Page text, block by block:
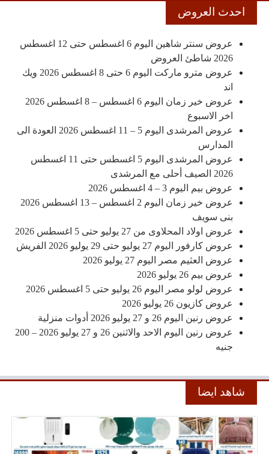
احدث العروض
عروض سنتر شاهين اليوم 6 اغسطس حتى 12 اغسطس
2026 شاطئ العروض
عروض مترو ماركت اليوم 6 حتى 8 اغسطس 2026 ويك
اند
عروض خير زمان اليوم 6 اغسطس – 8 اغسطس 2026
اخر الاسبوع
عروض المرشدى اليوم 5 – 11 اغسطس 2026 العودة الى
المدارس
عروض المرشدى اليوم 5 اغسطس حتى 11 اغسطس
2026 الصيف أحلى مع المرشدى
عروض بيم اليوم 3 – 4 اغسطس 2026
عروض خير زمان اليوم 2 اغسطس – 13 اغسطس 2026
بنى سويف
عروض اولاد المحلاوى من 27 يوليو حتى 5 اغسطس 2026
عروض كارفور اليوم 27 يوليو حتى 29 يوليو 2026 الفريش
عروض العثيم مصر اليوم 27 يوليو 2026
عروض بيم 26 يوليو 2026
عروض لولو مصر اليوم 26 يوليو حتى 5 اغسطس 2026
عروض كازيون 26 يوليو 2026
عروض رنين اليوم 26 و 27 يوليو 2026 أدوات منزلية
عروض رنين اليوم الاحد والاثنين 26 و 27 يوليو 2026 – 200
جنيه
شاهد ايضا